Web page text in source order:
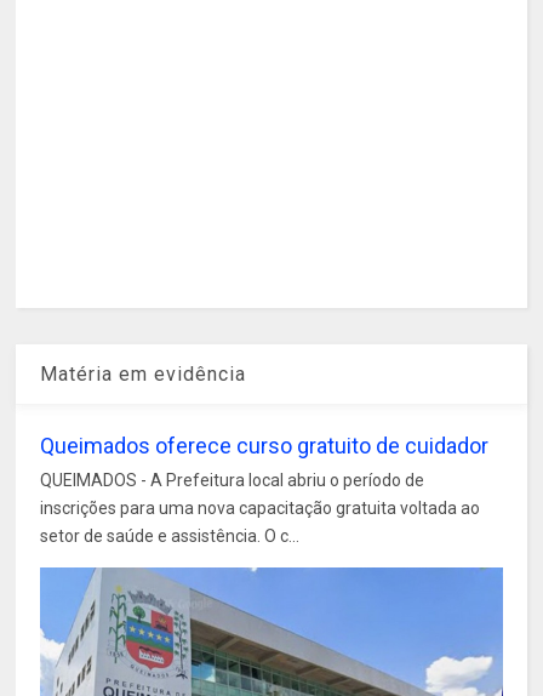
Matéria em evidência
Queimados oferece curso gratuito de cuidador
QUEIMADOS - A Prefeitura local abriu o período de
inscrições para uma nova capacitação gratuita voltada ao
setor de saúde e assistência. O c...